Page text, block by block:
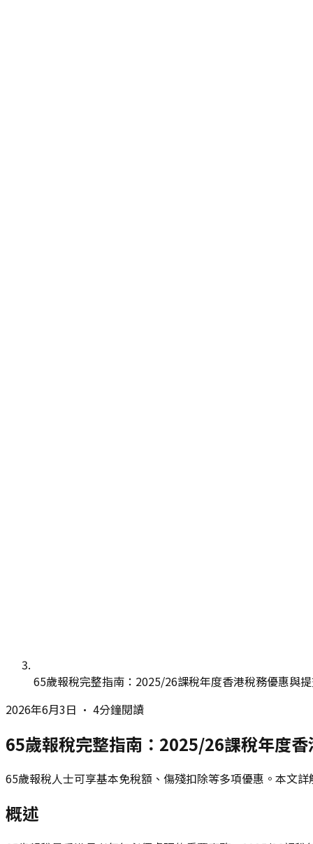
65歲報稅完整指南：2025/26課稅年度香港稅務優惠與
2026年6月3日 • 4分鐘閱讀
65歲報稅完整指南：2025/26課稅年度
65歲報稅人士可享基本免稅額、傷殘扣除等多項優惠。本文
概述